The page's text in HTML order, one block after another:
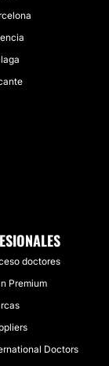
doctores
Premium
Doctors